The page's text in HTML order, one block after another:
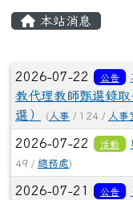
本站消息
文章列表
2026-07-22 公告
教代理教師甄選錄
選）
( 人事 / 124 / 人事
2026-07-22 活動
49 / 總務處)
2026-07-21 公告